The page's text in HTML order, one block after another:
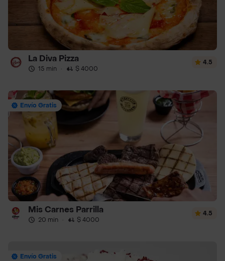
La Diva Pizza
15 min · $ 4000
4.5
Envío Gratis
Mis Carnes Parrilla
20 min · $ 4000
4.5
Envío Gratis